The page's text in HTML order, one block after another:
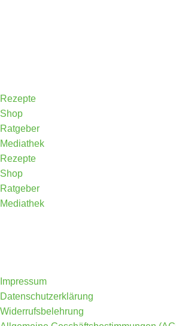
Rezepte
Shop
Ratgeber
Mediathek
Rezepte
Shop
Ratgeber
Mediathek
Impressum
Datenschutzerklärung
Widerrufsbelehrung